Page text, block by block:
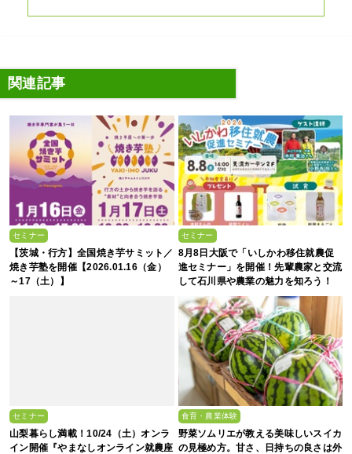
関連記事
セミナー
【茨城・行方】全国焼き芋サミット／
焼き芋塾を開催【2026.01.16（金）
～17（土）】
セミナー
8月8日大阪で「いしかわ移住就農促
進セミナー」を開催！先輩農家と交流
して石川県や農業の魅力を知ろう！
セミナー
山梨暮らし満載！10/24（土）オンラ
イン開催『やまなしオンライン就農座
食育・農業体験
野菜ソムリエが教える美味しいスイカ
の見極め方。甘さ、日持ちの良さは外